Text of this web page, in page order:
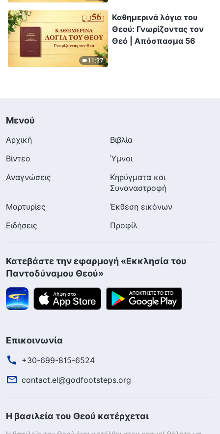
11:37
Καθημερινά λόγια του
Θεού: Γνωρίζοντας τον
Θεό | Απόσπασμα 56
Μενού
Αρχική
Βιβλία
Βίντεο
Ύμνοι
Αναγνώσεις
Κηρύγματα και
Συναναστροφή
Μαρτυρίες
Έκθεση εικόνων
Ειδήσεις
Προφίλ
Κατεβάστε την εφαρμογή «Εκκλησία του
Παντοδύναμου Θεού»
Επικοινωνία
+30-699-815-6524
contact.el@godfootsteps.org
Η βασιλεία του Θεού κατέρχεται